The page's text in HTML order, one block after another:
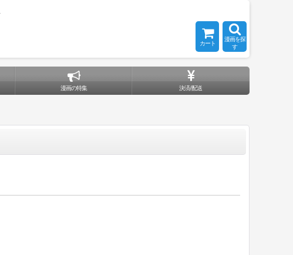
カート
漫画を探
す
漫画の特集 決済/配送